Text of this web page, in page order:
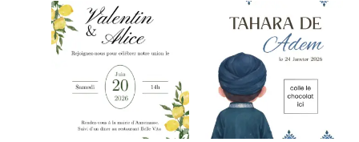
Ce
produit
a
variations.
options
produit
a
variations.
Les